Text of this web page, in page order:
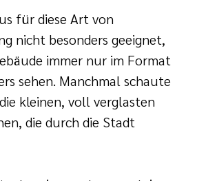
für diese Art von
nicht besonders geeignet,
immer nur im Format
sehen. Manchmal schaute
kleinen, voll verglasten
die durch die Stadt